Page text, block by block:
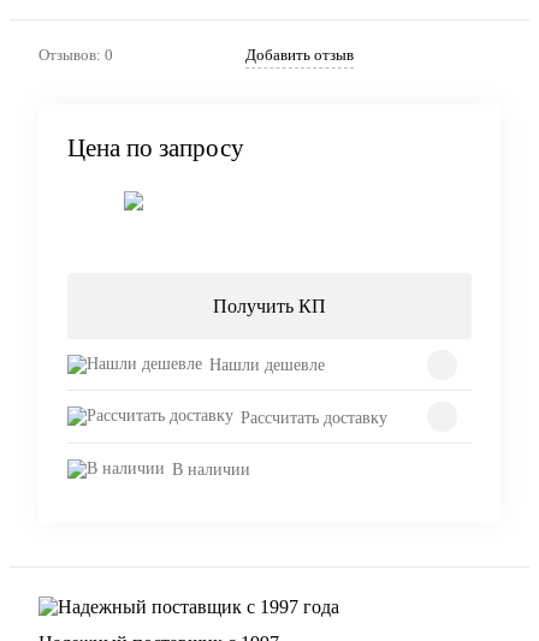
Отзывов: 0 Добавить отзыв
Цена по запросу
Получить КП
Нашли дешевле
Рассчитать доставку
В наличии